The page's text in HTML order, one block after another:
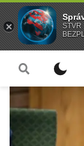
STVR